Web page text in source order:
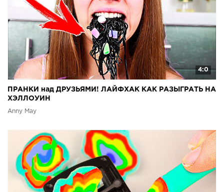
4:0
ПРАНКИ над ДРУЗЬЯМИ! ЛАЙФХАК КАК РАЗЫГРАТЬ НА
ХЭЛЛОУИН
Anny May